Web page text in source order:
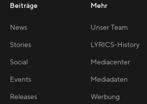
Beiträge
News
Stories
Social
Events
Releases
Mehr
Unser Team
LYRICS-History
Mediacenter
Mediadaten
Werbung